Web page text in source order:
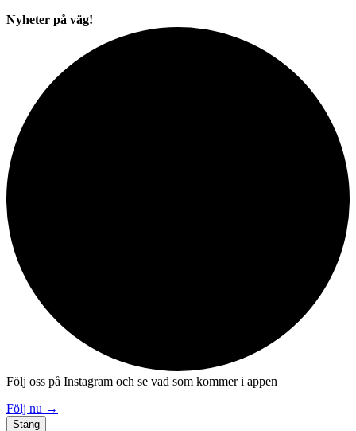
Nyheter på väg!
Följ oss på Instagram och se vad som kommer i appen
Följ nu →
Stäng